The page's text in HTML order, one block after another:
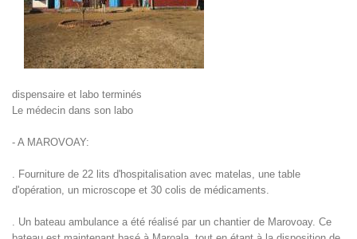
dispensaire et labo terminés
Le médecin dans son labo
- A MAROVOAY:
. Fourniture de 22 lits d'hospitalisation avec matelas, une table
d'opération, un microscope et 30 colis de médicaments.
. Un bateau ambulance a été réalisé par un chantier de Marovoay. Ce